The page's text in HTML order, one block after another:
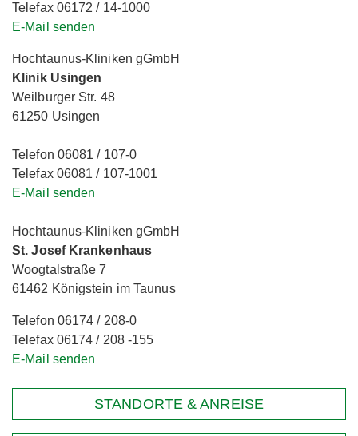
Telefax 06172 / 14-1000
E-Mail senden
Hochtaunus-Kliniken gGmbH
Klinik Usingen
Weilburger Str. 48
61250 Usingen
Telefon 06081 / 107-0
Telefax 06081 / 107-1001
E-Mail senden
Hochtaunus-Kliniken gGmbH
St. Josef Krankenhaus
Woogtalstraße 7
61462 Königstein im Taunus
Telefon 06174 / 208-0
Telefax 06174 / 208 -155
E-Mail senden
STANDORTE & ANREISE